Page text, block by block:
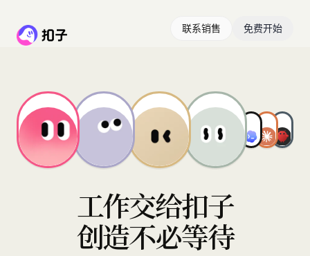
联系销售 免费开始
工作交给扣子
创造不必等待